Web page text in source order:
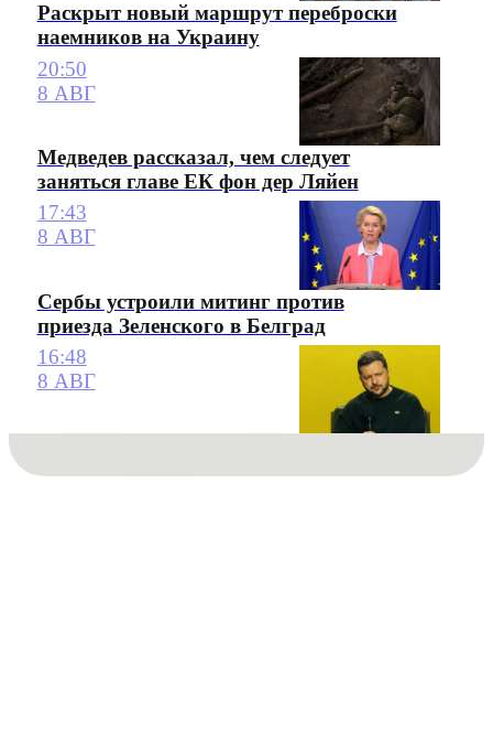
Раскрыт новый маршрут переброски
наемников на Украину
20:50
8 АВГ
Медведев рассказал, чем следует
заняться главе ЕК фон дер Ляйен
17:43
8 АВГ
Сербы устроили митинг против
приезда Зеленского в Белград
16:48
8 АВГ